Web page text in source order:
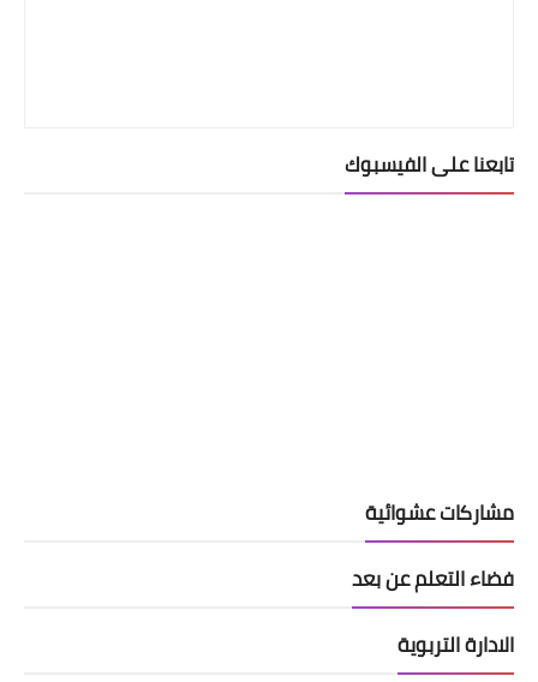
تابعنا على الفيسبوك
مشاركات عشوائية
فضاء التعلم عن بعد
الادارة التربوية